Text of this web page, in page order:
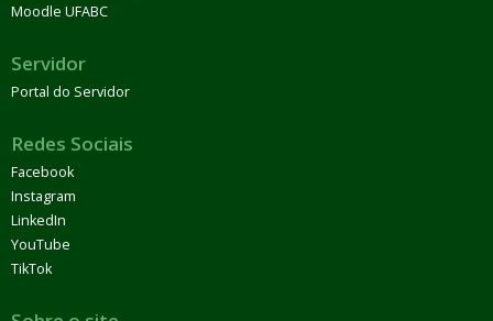
Moodle UFABC
Servidor
Portal do Servidor
Redes Sociais
Facebook
Instagram
LinkedIn
YouTube
TikTok